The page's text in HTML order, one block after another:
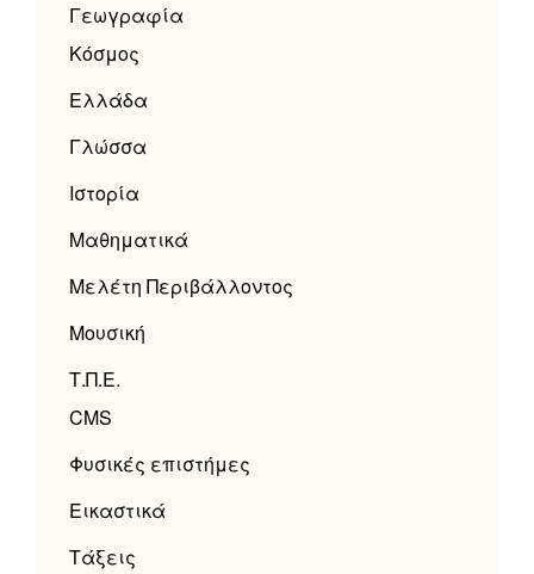
Γεωγραφία
Κόσμος
Ελλάδα
Γλώσσα
Ιστορία
Μαθηματικά
Μελέτη Περιβάλλοντος
Μουσική
Τ.Π.Ε.
CMS
Φυσικές επιστήμες
Εικαστικά
Τάξεις